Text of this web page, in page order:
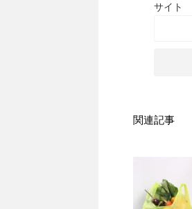
サイト
関連記事